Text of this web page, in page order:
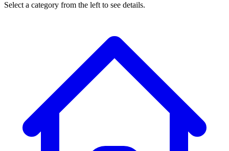
Select a category from the left to see details.